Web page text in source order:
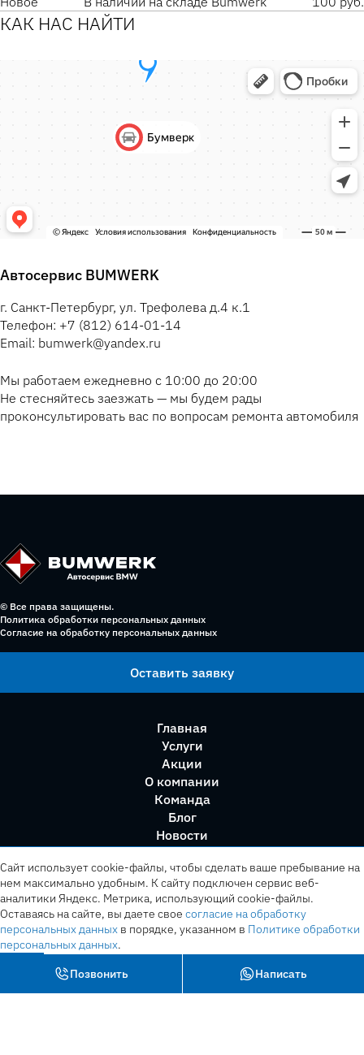
КАК НАС НАЙТИ
Автосервис BUMWERK
г. Санкт-Петербург, ул. Трефолева д.4 к.1
Телефон: +7 (812) 614-01-14
Email: bumwerk@yandex.ru
Мы работаем ежедневно с 10:00 до 20:00
Не стесняйтесь заезжать — мы будем рады
проконсультировать вас по вопросам ремонта автомобиля
© Все права защищены.
Политика обработки персональных данных
Согласие на обработку персональных данных
Оставить заявку
Главная
Услуги
Акции
О компании
Команда
Блог
Новости
Позвонить Написать
Сайт использует cookie-файлы, чтобы сделать ваше пребывание на
нем максимально удобным. К cайту подключен сервис веб-
аналитики Яндекс. Метрика, использующий cookie-файлы.
Оставаясь на сайте, вы даете свое согласие на обработку
персональных данных в порядке, указанном в Политике обработки
персональных данных.